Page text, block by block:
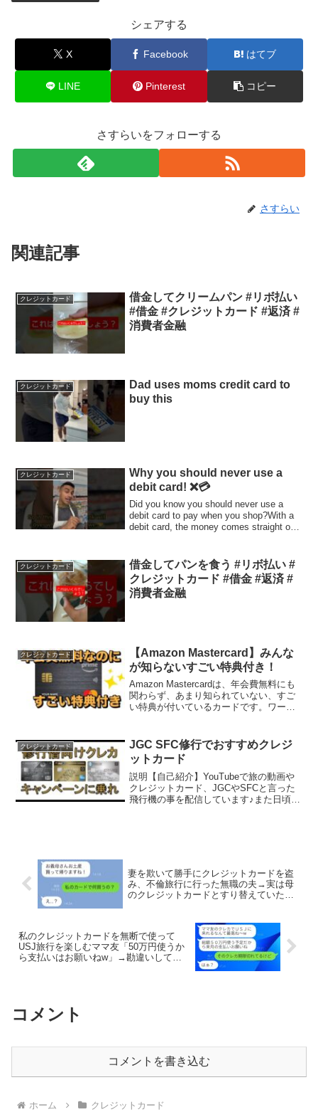
シェアする
X Facebook はてブ
LINE Pinterest コピー
さすらいをフォローする
さすらい
関連記事
クレジットカード
借金してクリームパン #リボ払い
#借金 #クレジットカード #返済 #
消費者金融
クレジットカード
Dad uses moms credit card to
buy this
クレジットカード
Why you should never use a
debit card! ❌💳
Did you know you should never use a
debit card to pay when you shop?With a
debit card, the money comes straight out
クレジットカード
借金してパンを食う #リボ払い #
クレジットカード #借金 #返済 #
消費者金融
クレジットカード
【Amazon Mastercard】みんな
が知らないすごい特典付き！
Amazon Mastercardは、年会費無料にも
関わらず、あまり知られていない、すご
い特典が付いているカードです。ワール
Amazonマスターカード...
クレジットカード
JGC SFC修行でおすすめクレジ
ットカード
説明【自己紹介】YouTubeで旅の動画や
クレジットカード、JGCやSFCと言った
飛行機の事を配信しています♪また日頃の
妻を欺いて勝手にクレジットカードを盗
み、不倫旅行に行った無職の夫→実は母
のクレジットカードとすり替えていた…
私のクレジットカードを無断で使って
USJ旅行を楽しむママ友「50万円使うか
ら支払いはお願いねw」→勘違いしてい
コメント
コメントを書き込む
ホーム クレジットカード